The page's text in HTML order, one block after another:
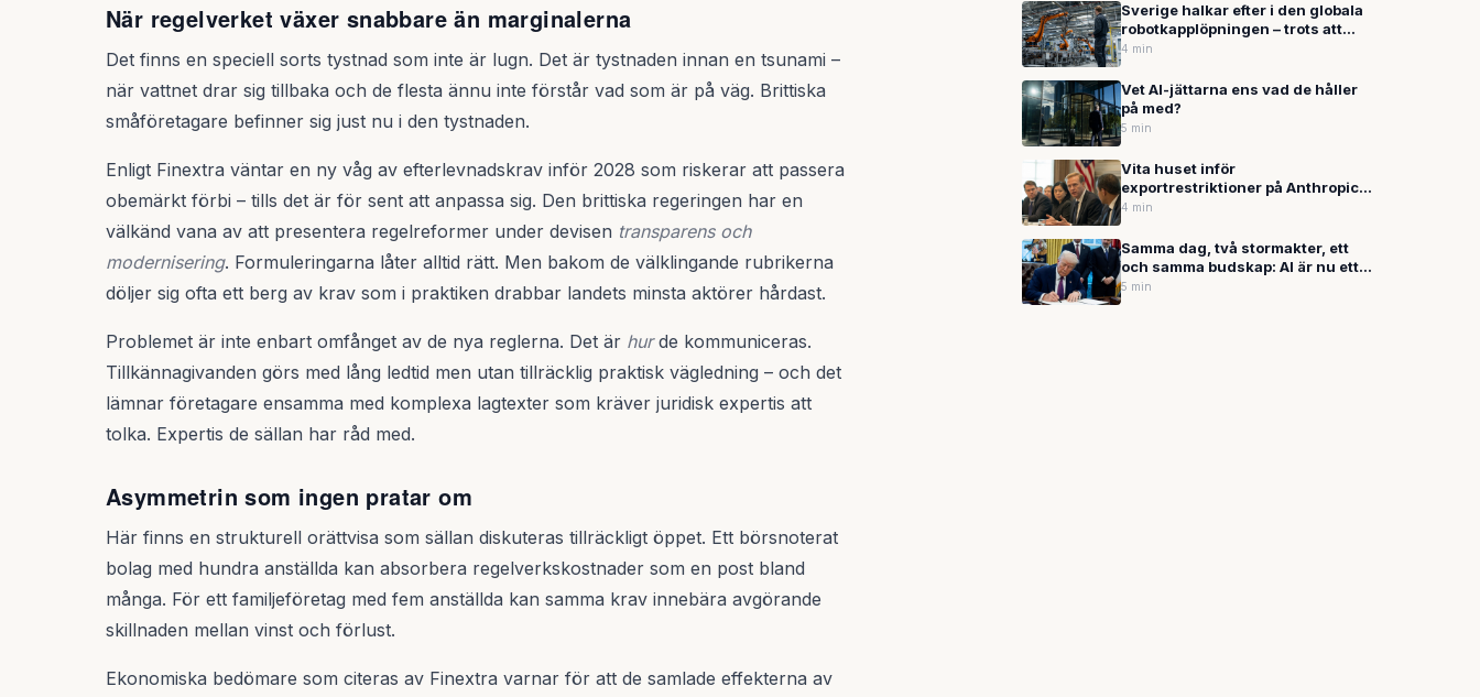
När regelverket växer snabbare än marginalerna
Det finns en speciell sorts tystnad som inte är lugn. Det är tystnaden innan en tsunami –
när vattnet drar sig tillbaka och de flesta ännu inte förstår vad som är på väg. Brittiska
småföretagare befinner sig just nu i den tystnaden.
Enligt Finextra väntar en ny våg av efterlevnadskrav inför 2028 som riskerar att passera
obemärkt förbi – tills det är för sent att anpassa sig. Den brittiska regeringen har en
välkänd vana av att presentera regelreformer under devisen transparens och
modernisering. Formuleringarna låter alltid rätt. Men bakom de välklingande rubrikerna
döljer sig ofta ett berg av krav som i praktiken drabbar landets minsta aktörer hårdast.
Problemet är inte enbart omfånget av de nya reglerna. Det är hurde kommuniceras.
Tillkännagivanden görs med lång ledtid men utan tillräcklig praktisk vägledning – och det
lämnar företagare ensamma med komplexa lagtexter som kräver juridisk expertis att
tolka. Expertis de sällan har råd med.
Asymmetrin som ingen pratar om
Här finns en strukturell orättvisa som sällan diskuteras tillräckligt öppet. Ett börsnoterat
bolag med hundra anställda kan absorbera regelverkskostnader som en post bland
många. För ett familjeföretag med fem anställda kan samma krav innebära avgörande
skillnaden mellan vinst och förlust.
Ekonomiska bedömare som citeras av Finextra varnar för att de samlade effekterna av
Sverige halkar efter i den globala
robotkapplöpningen – trots att
förutsättningarna finns
4 min
Vet AI-jättarna ens vad de håller
på med?
5 min
Vita huset inför
exportrestriktioner på Anthropics
AI-modell Mythos – misstänker
4 min
Samma dag, två stormakter, ett
och samma budskap: AI är nu ett
statsvapen
5 min